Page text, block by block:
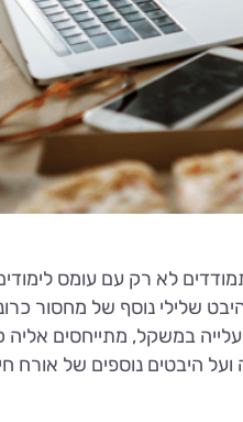
לא רק עם עומס
שלילי נוסף של מחסור
במשקל, מתייחסים אליה
היבטים נוספים של אורח